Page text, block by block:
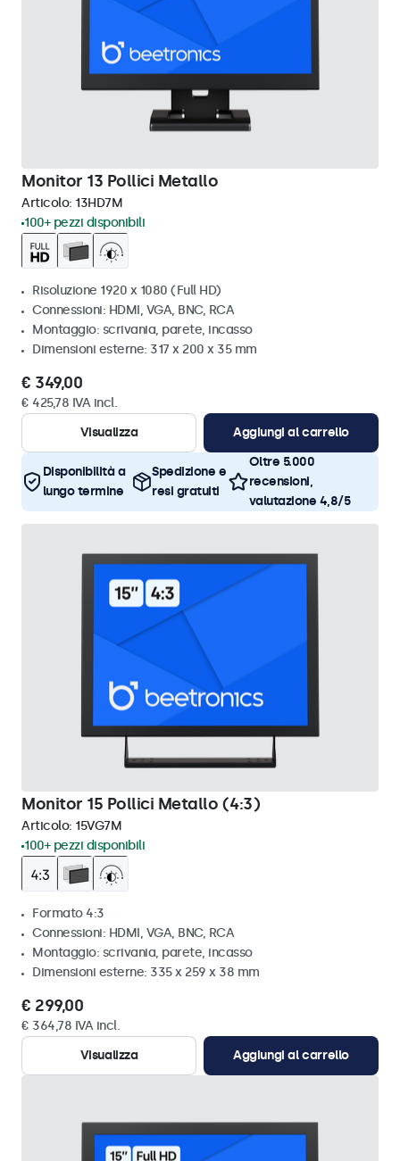
Monitor 13 Pollici Metallo
Articolo: 13HD7M
100+ pezzi disponibili
Risoluzione 1920 x 1080 (Full HD)
Connessioni: HDMI, VGA, BNC, RCA
Montaggio: scrivania, parete, incasso
Dimensioni esterne: 317 x 200 x 35 mm
€ 349,00
€ 425,78 IVA incl.
Visualizza
Aggiungi al carrello
Disponibilità a
lungo termine
Spedizione e
resi gratuiti
Oltre 5.000
recensioni,
valutazione 4,8/5
Monitor 15 Pollici Metallo (4:3)
Articolo: 15VG7M
100+ pezzi disponibili
Formato 4:3
Connessioni: HDMI, VGA, BNC, RCA
Montaggio: scrivania, parete, incasso
Dimensioni esterne: 335 x 259 x 38 mm
€ 299,00
€ 364,78 IVA incl.
Visualizza
Aggiungi al carrello